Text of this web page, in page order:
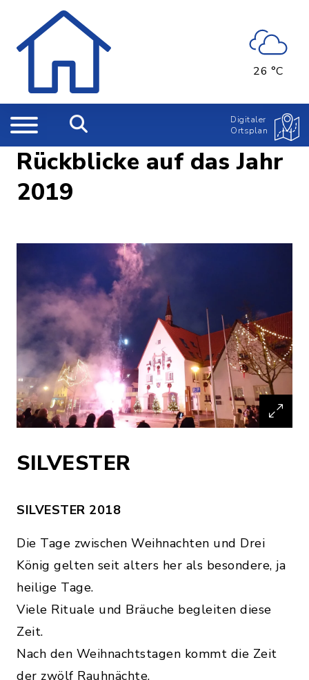
26 °C
Digitaler
Ortsplan
Rückblicke auf das Jahr
2019
SILVESTER
SILVESTER 2018
Die Tage zwischen Weihnachten und Drei
König gelten seit alters her als besondere, ja
heilige Tage.
Viele Rituale und Bräuche begleiten diese
Zeit.
Nach den Weihnachtstagen kommt die Zeit
der zwölf Rauhnächte.